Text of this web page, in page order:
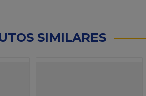
SIMILARES